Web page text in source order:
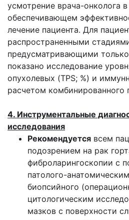
усмотрение врача-онколога
обеспечивающем
лечение пациента. Для
распространенными
предусматривающими только
показано исследование
опухолевых (TPS; %) и
расчетом комбинированного
4. Инструментальные
исследования
Рекомендуется всем
подозрением на рак
фиброларингоскопии с
патолого-
биопсийного
цитологическим
мазков с поверхности